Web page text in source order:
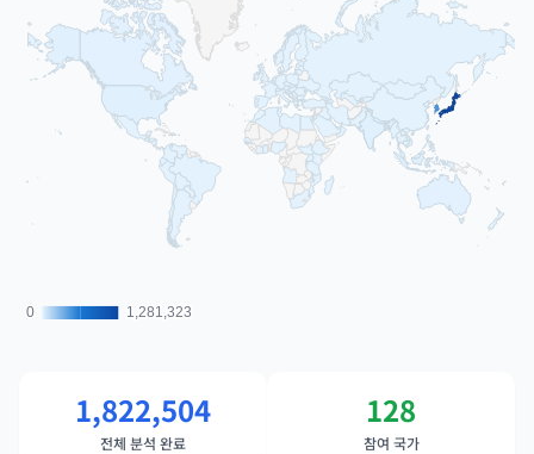
0
0 1,281,323
1,281,323
1,822,504
전체 분석 완료
128
참여 국가